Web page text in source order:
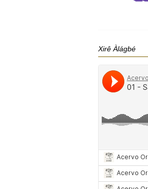
Xirê Àlágbé